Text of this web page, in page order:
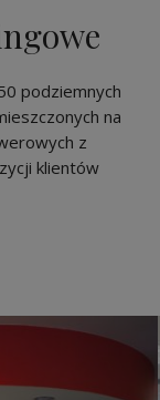
podziemnych
na
z
klientów